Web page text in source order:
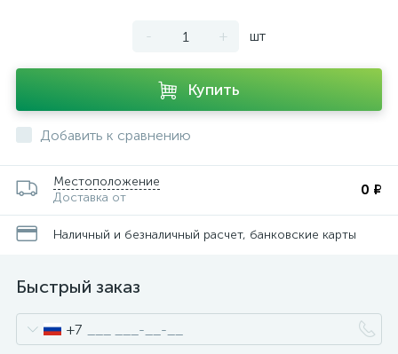
- + шт
Купить
Добавить к сравнению
Местоположение
Доставка от
0 ₽
Наличный и безналичный расчет, банковские карты
Быстрый заказ
+7